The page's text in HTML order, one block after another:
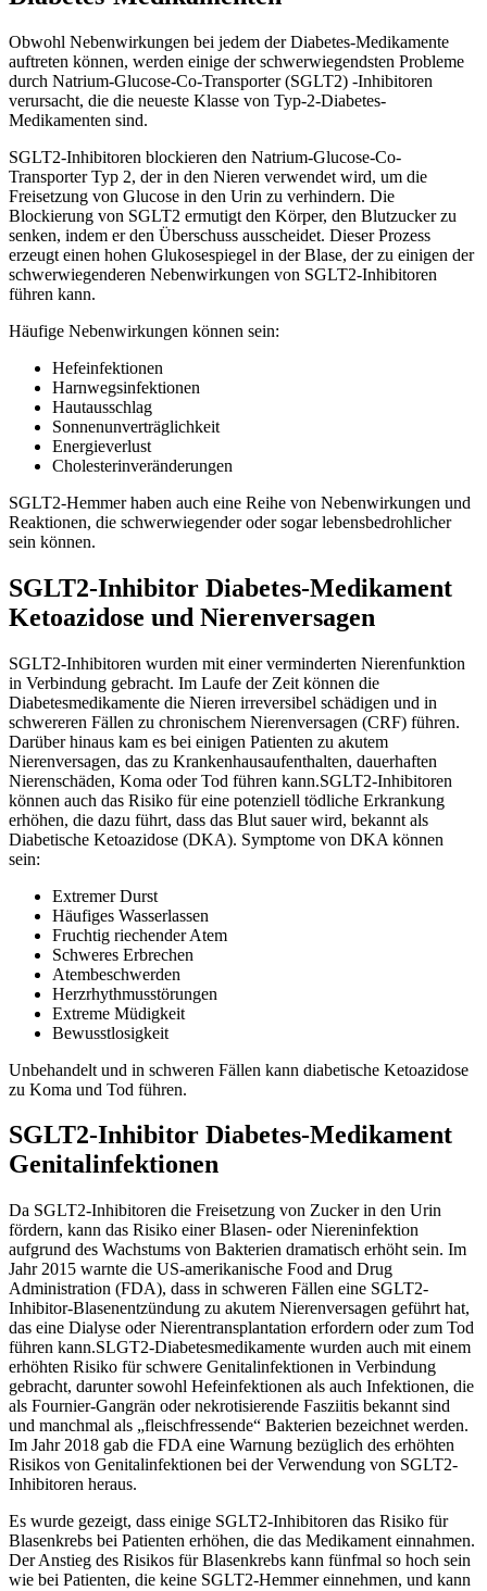
Obwohl Nebenwirkungen bei jedem der Diabetes-Medikamente
auftreten können, werden einige der schwerwiegendsten Probleme
durch Natrium-Glucose-Co-Transporter (SGLT2) -Inhibitoren
verursacht, die die neueste Klasse von Typ-2-Diabetes-
Medikamenten sind.
SGLT2-Inhibitoren blockieren den Natrium-Glucose-Co-
Transporter Typ 2, der in den Nieren verwendet wird, um die
Freisetzung von Glucose in den Urin zu verhindern. Die
Blockierung von SGLT2 ermutigt den Körper, den Blutzucker zu
senken, indem er den Überschuss ausscheidet. Dieser Prozess
erzeugt einen hohen Glukosespiegel in der Blase, der zu einigen der
schwerwiegenderen Nebenwirkungen von SGLT2-Inhibitoren
führen kann.
Häufige Nebenwirkungen können sein:
Hefeinfektionen
Harnwegsinfektionen
Hautausschlag
Sonnenunverträglichkeit
Energieverlust
Cholesterinveränderungen
SGLT2-Hemmer haben auch eine Reihe von Nebenwirkungen und
Reaktionen, die schwerwiegender oder sogar lebensbedrohlicher
sein können.
SGLT2-Inhibitor Diabetes-Medikament
Ketoazidose und Nierenversagen
SGLT2-Inhibitoren wurden mit einer verminderten Nierenfunktion
in Verbindung gebracht. Im Laufe der Zeit können die
Diabetesmedikamente die Nieren irreversibel schädigen und in
schwereren Fällen zu chronischem Nierenversagen (CRF) führen.
Darüber hinaus kam es bei einigen Patienten zu akutem
Nierenversagen, das zu Krankenhausaufenthalten, dauerhaften
Nierenschäden, Koma oder Tod führen kann.SGLT2-Inhibitoren
können auch das Risiko für eine potenziell tödliche Erkrankung
erhöhen, die dazu führt, dass das Blut sauer wird, bekannt als
Diabetische Ketoazidose (DKA). Symptome von DKA können
sein:
Extremer Durst
Häufiges Wasserlassen
Fruchtig riechender Atem
Schweres Erbrechen
Atembeschwerden
Herzrhythmusstörungen
Extreme Müdigkeit
Bewusstlosigkeit
Unbehandelt und in schweren Fällen kann diabetische Ketoazidose
zu Koma und Tod führen.
SGLT2-Inhibitor Diabetes-Medikament
Genitalinfektionen
Da SGLT2-Inhibitoren die Freisetzung von Zucker in den Urin
fördern, kann das Risiko einer Blasen- oder Niereninfektion
aufgrund des Wachstums von Bakterien dramatisch erhöht sein. Im
Jahr 2015 warnte die US-amerikanische Food and Drug
Administration (FDA), dass in schweren Fällen eine SGLT2-
Inhibitor-Blasenentzündung zu akutem Nierenversagen geführt hat,
das eine Dialyse oder Nierentransplantation erfordern oder zum Tod
führen kann.SLGT2-Diabetesmedikamente wurden auch mit einem
erhöhten Risiko für schwere Genitalinfektionen in Verbindung
gebracht, darunter sowohl Hefeinfektionen als auch Infektionen, die
als Fournier-Gangrän oder nekrotisierende Fasziitis bekannt sind
und manchmal als „fleischfressende“ Bakterien bezeichnet werden.
Im Jahr 2018 gab die FDA eine Warnung bezüglich des erhöhten
Risikos von Genitalinfektionen bei der Verwendung von SGLT2-
Inhibitoren heraus.
Es wurde gezeigt, dass einige SGLT2-Inhibitoren das Risiko für
Blasenkrebs bei Patienten erhöhen, die das Medikament einnahmen.
Der Anstieg des Risikos für Blasenkrebs kann fünfmal so hoch sein
wie bei Patienten, die keine SGLT2-Hemmer einnehmen, und kann